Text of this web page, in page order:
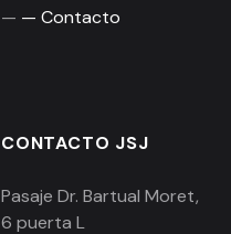
Contacto
CONTACTO JSJ
Pasaje Dr. Bartual Moret,
6 puerta L